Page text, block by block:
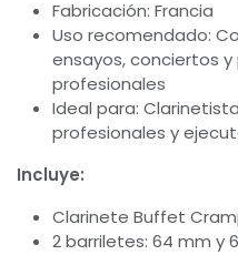
Fabricación: Francia
Uso recomendado:
ensayos, conciertos
profesionales
Ideal para:
profesionales y
Incluye:
Clarinete Buffet
2 barriletes: 64 mm y